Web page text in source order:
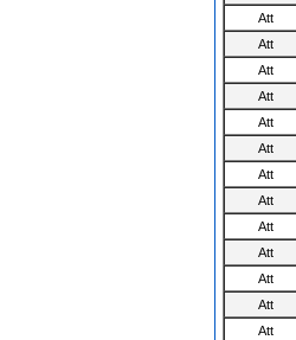
Att
Att
Att
Att
Att
Att
Att
Att
Att
Att
Att
Att
Att